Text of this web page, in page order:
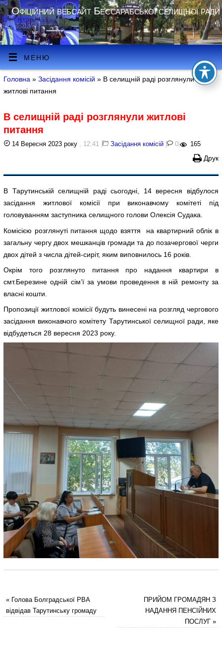
Офіційний вебсайт Бессарабської селищної ради
МЕНЮ
Головна »Засідання комісій » В селищній раді розглянули
житлові питання
В селищній раді розглянули житлові
питання
14 Вересня 2023 року , 12:41 | Засідання комісій | 0 | 165
Друк
В Тарутинській селищній раді сьогодні, 14 вересня відбулося
засідання житлової комісії при виконавчому комітеті під
головуванням заступника селищного голови Олексія Судака.
Комісією розглянуті питання щодо взяття на квартирний облік в
загальну чергу двох мешканців громади та до позачергової черги
двох дітей з числа дітей-сиріт, яким виповнилось 16 років.
Окрім того розглянуто питання про надання квартири в
смт.Березине одній сім’ї за умови проведення в ній ремонту за
власні кошти.
Пропозиції житлової комісії будуть винесені на розгляд чергового
засідання виконавчого комітету Тарутинської селищної ради, яке
відбудеться 28 вересня 2023 року.
«Голова Болградської РВА
відвідав Тарутинську громаду
ПРИЙОМ ГРОМАДЯН З
НАДАННЯ ПЕНСІЙНИХ
ПОСЛУГ»